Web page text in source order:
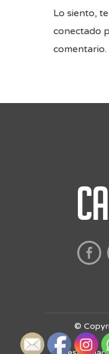
Lo siento,
conectado
comentario.
©